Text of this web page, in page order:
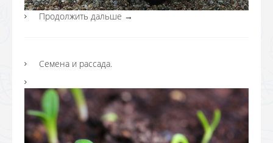
Продолжить дальше →
Семена и рассада.